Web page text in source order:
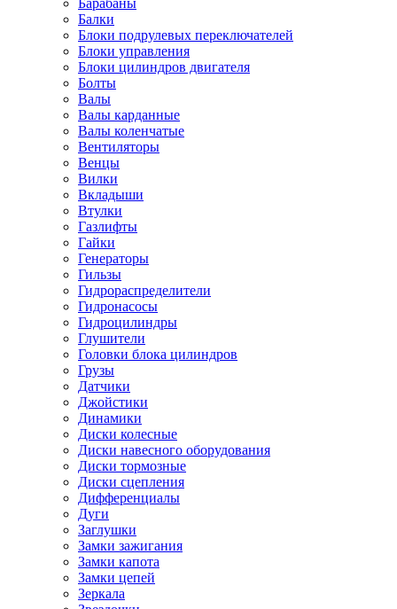
Барабаны
Балки
Блоки подрулевых переключателей
Блоки управления
Блоки цилиндров двигателя
Болты
Валы
Валы карданные
Валы коленчатые
Вентиляторы
Венцы
Вилки
Вкладыши
Втулки
Газлифты
Гайки
Генераторы
Гильзы
Гидрораспределители
Гидронасосы
Гидроцилиндры
Глушители
Головки блока цилиндров
Грузы
Датчики
Джойстики
Динамики
Диски колесные
Диски навесного оборудования
Диски тормозные
Диски сцепления
Дифференциалы
Дуги
Заглушки
Замки зажигания
Замки капота
Замки цепей
Зеркала